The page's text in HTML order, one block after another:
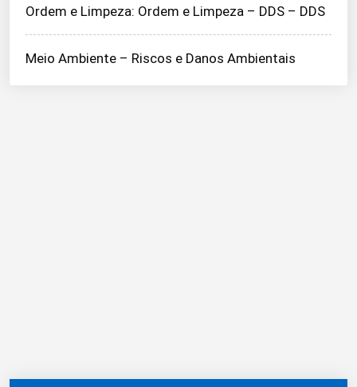
Ordem e Limpeza: Ordem e Limpeza – DDS – DDS
Meio Ambiente – Riscos e Danos Ambientais